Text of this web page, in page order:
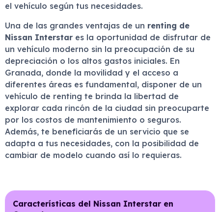
el vehículo según tus necesidades.
Una de las grandes ventajas de un renting de
Nissan Interstar es la oportunidad de disfrutar de
un vehículo moderno sin la preocupación de su
depreciación o los altos gastos iniciales. En
Granada, donde la movilidad y el acceso a
diferentes áreas es fundamental, disponer de un
vehículo de renting te brinda la libertad de
explorar cada rincón de la ciudad sin preocuparte
por los costos de mantenimiento o seguros.
Además, te beneficiarás de un servicio que se
adapta a tus necesidades, con la posibilidad de
cambiar de modelo cuando así lo requieras.
Características del Nissan Interstar en